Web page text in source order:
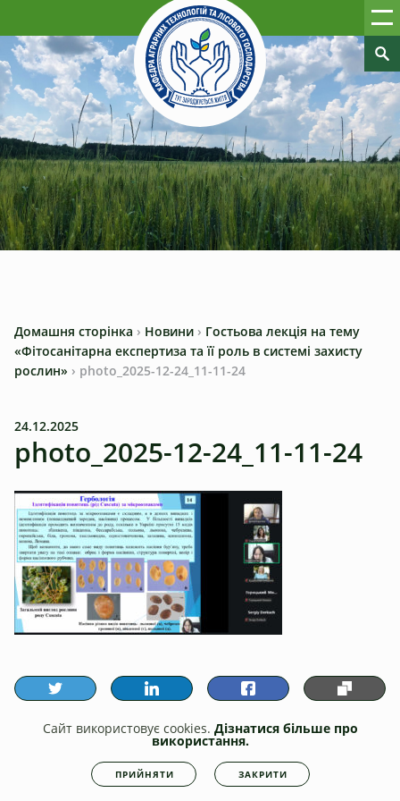
Домашня сторінка › Новини › Гостьова лекція на тему
«Фітосанітарна експертиза та її роль в системі захисту
рослин» › photo_2025-12-24_11-11-24
24.12.2025
photo_2025-12-24_11-11-24
Сайт використовує cookies. Дізнатися більше про
використання.
ПРИЙНЯТИ ЗАКРИТИ